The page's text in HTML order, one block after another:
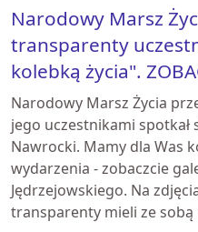
Narodowy Marsz
transparenty
kolebką życia".
Narodowy Marsz Życia
jego uczestnikami spotkał
Nawrocki. Mamy dla Was
wydarzenia - zobaczcie
Jędrzejowskiego. Na
transparenty mieli ze sobą